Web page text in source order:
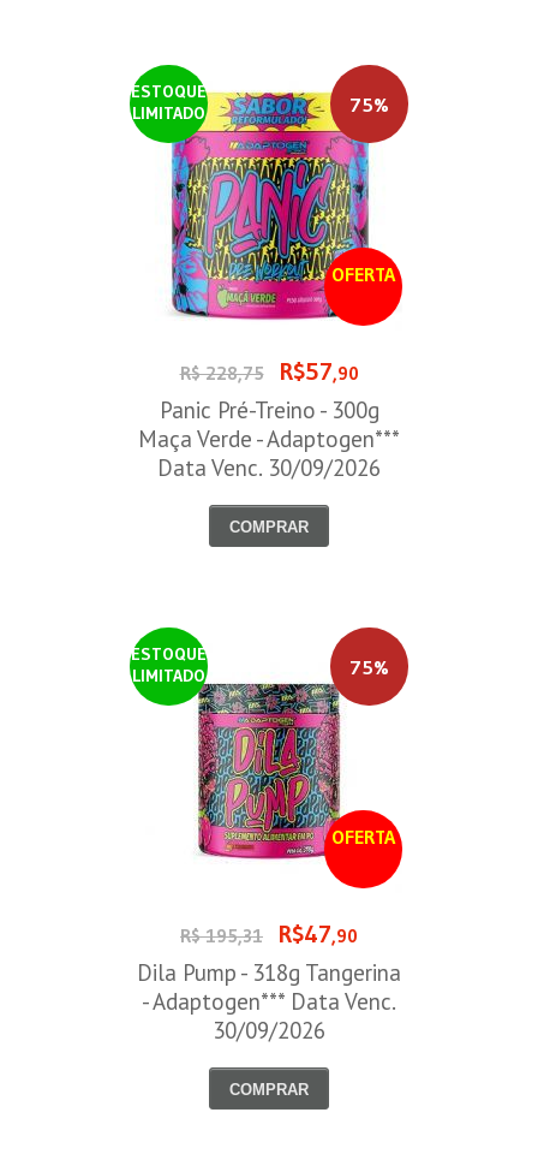
ESTOQUE
LIMITADO
OFERTA
75%
R$ 228,75 R$57,90
Panic Pré-Treino - 300g
Maça Verde - Adaptogen***
Data Venc. 30/09/2026
COMPRAR
ESTOQUE
LIMITADO
OFERTA
75%
R$ 195,31 R$47,90
Dila Pump - 318g Tangerina
- Adaptogen*** Data Venc.
30/09/2026
COMPRAR